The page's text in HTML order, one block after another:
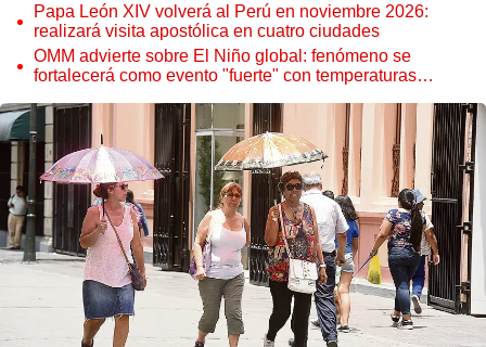
Papa León XIV volverá al Perú en noviembre 2026:
realizará visita apostólica en cuatro ciudades
OMM advierte sobre El Niño global: fenómeno se
fortalecerá como evento "fuerte" con temperaturas